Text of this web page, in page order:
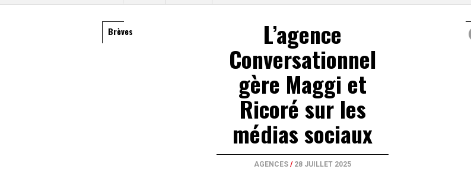
Brèves L’agence
Conversationnel
gère Maggi et
Ricoré sur les
médias sociaux
AGENCES / 28 JUILLET 2025